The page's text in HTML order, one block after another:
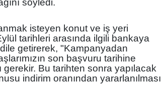
söyledi.
isteyen konut ve iş yeri
tarihleri arasında ilgili bankaya
getirerek, "Kampanyadan
son başvuru tarihine
gerekir. Bu tarihten sonra yapılacak
indirim oranından yararlanılması